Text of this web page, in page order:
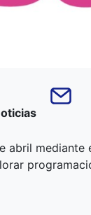
abril